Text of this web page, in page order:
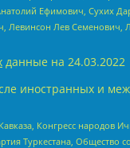
Ефимович, Сухих
Левинсон Лев
данные на 24.03.2022
иностранных и
Конгресс народов
Туркестана,